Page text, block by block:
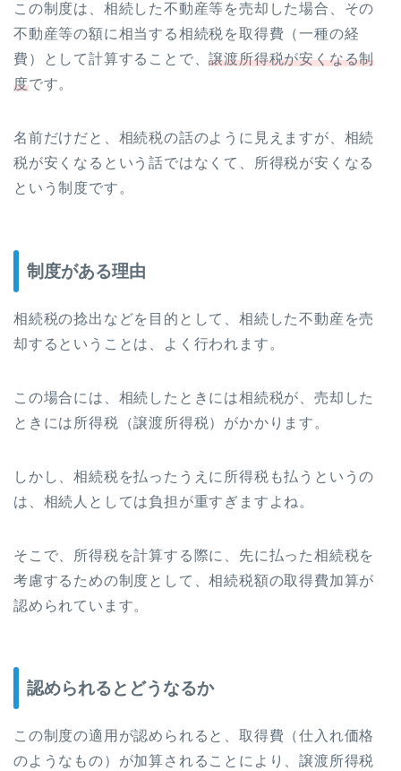
この制度は、相続した不動産等を売却した場合、その
不動産等の額に相当する相続税を取得費（一種の経
費）として計算することで、譲渡所得税が安くなる制
度です。
名前だけだと、相続税の話のように見えますが、相続
税が安くなるという話ではなくて、所得税が安くなる
という制度です。
制度がある理由
相続税の捻出などを目的として、相続した不動産を売
却するということは、よく行われます。
この場合には、相続したときには相続税が、売却した
ときには所得税（譲渡所得税）がかかります。
しかし、相続税を払ったうえに所得税も払うというの
は、相続人としては負担が重すぎますよね。
そこで、所得税を計算する際に、先に払った相続税を
考慮するための制度として、相続税額の取得費加算が
認められています。
認められるとどうなるか
この制度の適用が認められると、取得費（仕入れ価格
のようなもの）が加算されることにより、譲渡所得税